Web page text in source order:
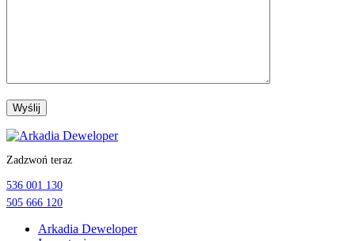
Przejdź
treści
Zadzwoń teraz
536 001 130
505 666 120
Arkadia Deweloper